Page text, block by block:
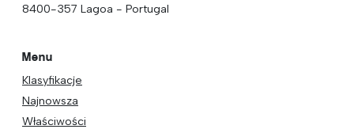
8400-357 Lagoa - Portugal
Menu
Klasyfikacje
Najnowsza
Właściwości